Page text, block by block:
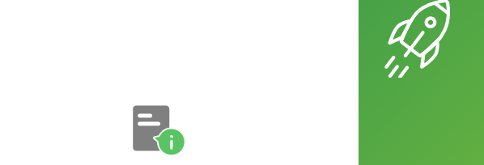
States (the U.S.) / the United States of America
的話，前方並不用加定冠詞 the；但如果你用到 the United